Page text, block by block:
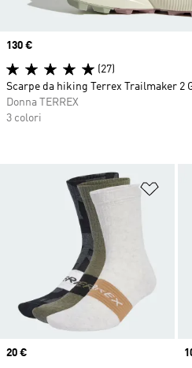
Price
20 €
Price
130 €
(27)
Scarpe da hiking Terrex Trailmaker 2
Donna TERREX
3 colori